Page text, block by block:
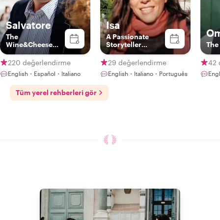
Salvatore
The
Wine&Cheese
Expert
220 değerlendirme
English・Español・Italiano
Isa
A Passionate
Storyteller
Blending Art,
History, and
Meaningful
Connection
29 değerlendirme
English・Italiano・Português
42
Tüm yerel rehberleri gör